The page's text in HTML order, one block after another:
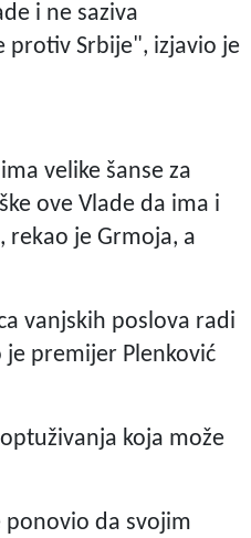
i ne saziva
protiv Srbije", izjavio je
velike šanse za
ove Vlade da ima i
rekao je Grmoja, a
vanjskih poslova radi
premijer Plenković
koja može
da svojim